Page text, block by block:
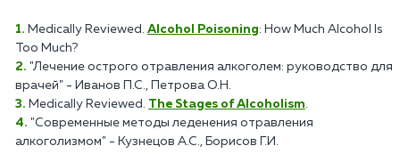
Medically Reviewed. Alcohol Poisoning: How Much Alcohol Is
Too Much?
"Лечение острого отравления алкоголем: руководство для
врачей" - Иванов П.С., Петрова О.Н.
Medically Reviewed. The Stages of Alcoholism.
"Современные методы леденения отравления
алкоголизмом" - Кузнецов А.С., Борисов Г.И.